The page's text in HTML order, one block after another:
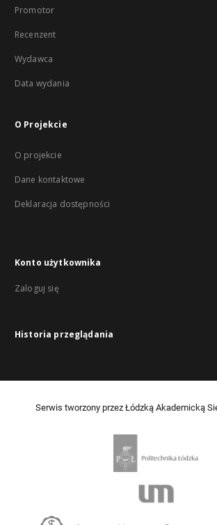
Promotor
Recenzent
Wydawca
Data wydania
O Projekcie
O projekcie
Dane kontaktowe
Deklaracja dostępności
Konto użytkownika
Zaloguj się
Historia przeglądania
Serwis tworzony przez Łódzką Akademicką